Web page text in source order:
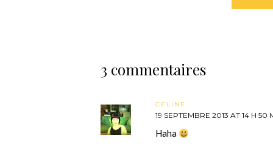
3 commentaires
CÉLINE
19 SEPTEMBRE 2013 AT 14 H 50
Haha